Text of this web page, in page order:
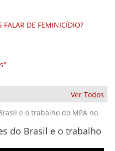
DE FEMINICÍDIO?
Ver Todos
e o trabalho do MPA no
do Brasil e o trabalho